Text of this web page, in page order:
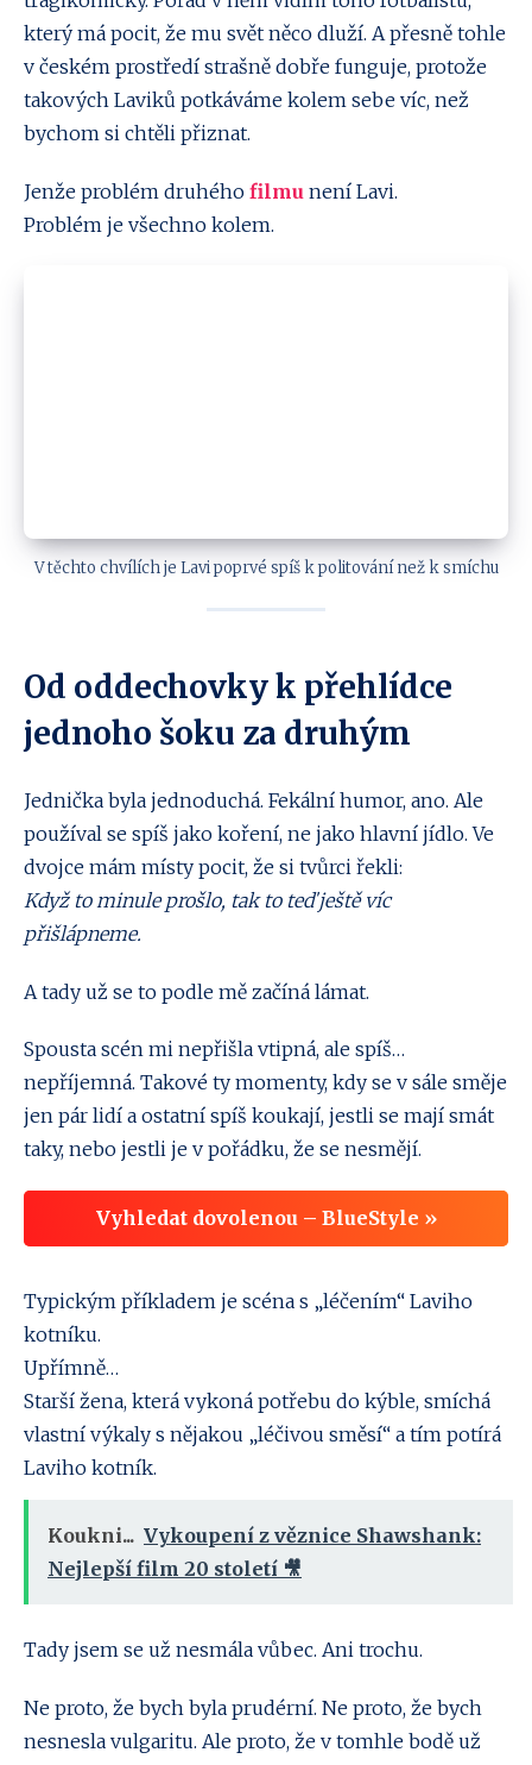
který má pocit, že mu svět něco dluží. A přesně tohle
v českém prostředí strašně dobře funguje, protože
takových Laviků potkáváme kolem sebe víc, než
bychom si chtěli přiznat.
Jenže problém druhého filmu není Lavi.
Problém je všechno kolem.
V těchto chvílích je Lavi poprvé spíš k politování než k smíchu
Od oddechovky k přehlídce
jednoho šoku za druhým
Jednička byla jednoduchá. Fekální humor, ano. Ale
používal se spíš jako koření, ne jako hlavní jídlo. Ve
dvojce mám místy pocit, že si tvůrci řekli:
Když to minule prošlo, tak to teď ještě víc
přišlápneme.
A tady už se to podle mě začíná lámat.
Spousta scén mi nepřišla vtipná, ale spíš…
nepříjemná. Takové ty momenty, kdy se v sále směje
jen pár lidí a ostatní spíš koukají, jestli se mají smát
taky, nebo jestli je v pořádku, že se nesmějí.
Vyhledat dovolenou – BlueStyle »
Typickým příkladem je scéna s „léčením“ Laviho
kotníku.
Upřímně…
Starší žena, která vykoná potřebu do kýble, smíchá
vlastní výkaly s nějakou „léčivou směsí“ a tím potírá
Laviho kotník.
Koukni... Vykoupení z věznice Shawshank:
Nejlepší film 20 století 🎥
Tady jsem se už nesmála vůbec. Ani trochu.
Ne proto, že bych byla prudérní. Ne proto, že bych
nesnesla vulgaritu. Ale proto, že v tomhle bodě už